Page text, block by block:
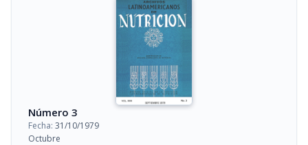
Número 3
Fecha: 31/10/1979
Octubre